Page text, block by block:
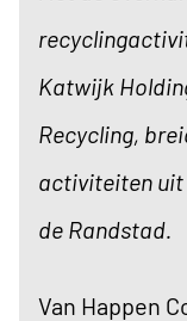
Katwijk
Recycling,
activiteiten uit
de Randstad.
Van Happen